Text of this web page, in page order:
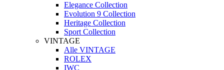
Elegance Collection
Evolution 9 Collection
Heritage Collection
Sport Collection
VINTAGE
Alle VINTAGE
ROLEX
IWC